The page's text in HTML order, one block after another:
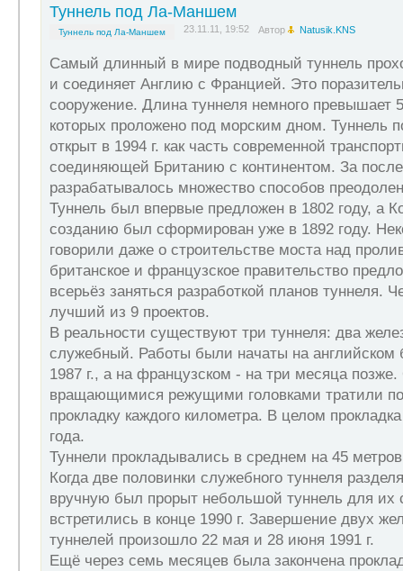
Туннель под Ла-Маншем
Туннель под Ла-Маншем 23.11.11, 19:52 Автор Natusik.KNS
Самый длинный в мире подводный туннель
и соединяет Англию с Францией. Это
сооружение. Длина туннеля немного превышает
которых проложено под морским дном. Туннель
открыт в 1994 г. как часть современной
соединяющей Британию с континентом. За
разрабатывалось множество способов
Туннель был впервые предложен в 1802 году, а
созданию был сформирован уже в 1892 году.
говорили даже о строительстве моста над
британское и французское правительство
всерьёз заняться разработкой планов туннеля.
лучший из 9 проектов.
В реальности существуют три туннеля: два
служебный. Работы были начаты на английском
1987 г., а на французском - на три месяца
вращающимися режущими головками тратили
прокладку каждого километра. В целом
года.
Туннели прокладывались в среднем на 45
Когда две половинки служебного туннеля
вручную был прорыт небольшой туннель для их
встретились в конце 1990 г. Завершение двух
туннелей произошло 22 мая и 28 июня 1991 г.
Ещё через семь месяцев была закончена